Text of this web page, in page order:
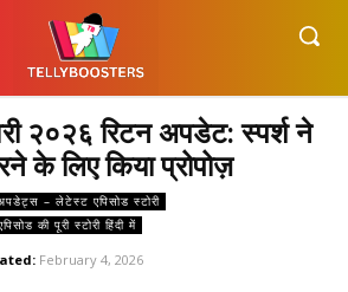
२०२६ रिटन अपडेट: स्पर्श ने
के लिए किया प्रोपोज़
– लेटेस्ट एपिसोड स्टोरी
की पूरी स्टोरी हिंदी में
February 4, 2026